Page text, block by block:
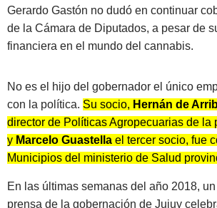
Gerardo Gastón no dudó en continuar
de la Cámara de Diputados, a pesar de
financiera en el mundo del cannabis.
No es el hijo del gobernador el único
con la política. Su socio, Hernán de
director de Políticas Agropecuarias de la
y Marcelo Guastella el tercer socio, fue
Municipios del ministerio de Salud
En las últimas semanas del año 2018,
prensa de la gobernación de Jujuy